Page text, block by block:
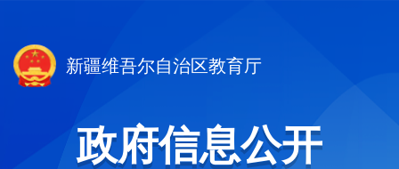
新疆维吾尔自治区教育厅
政府信息公开